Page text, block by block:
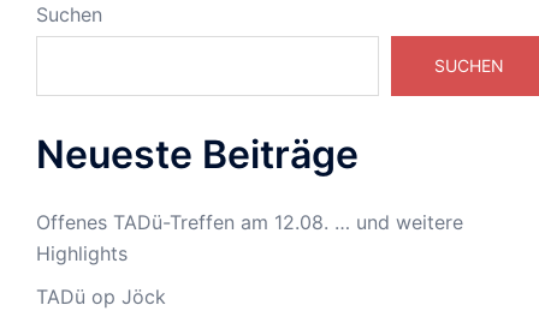
Suchen
SUCHEN
Neueste Beiträge
Offenes TADü-Treffen am 12.08. … und weitere
Highlights
TADü op Jöck